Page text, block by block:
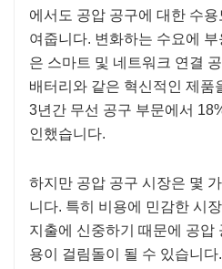
에서도 공압 공구에 대한 수
여줍니다. 변화하는 수요에
은 스마트 및 네트워크 연결
배터리와 같은 혁신적인 제품
3년간 무선 공구 부문에서
인했습니다.
하지만 공압 공구 시장은 몇
니다. 특히 비용에 민감한 시
지출에 신중하기 때문에 공압
용이 걸림돌이 될 수 있습니